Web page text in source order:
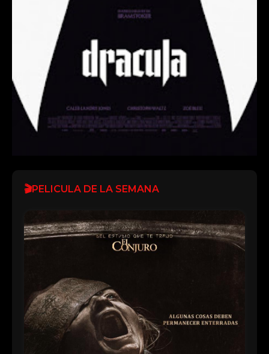
🎬PELICULA DE LA SEMANA